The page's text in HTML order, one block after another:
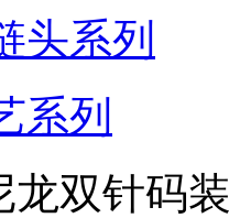
头系列
系列
龙双针码装